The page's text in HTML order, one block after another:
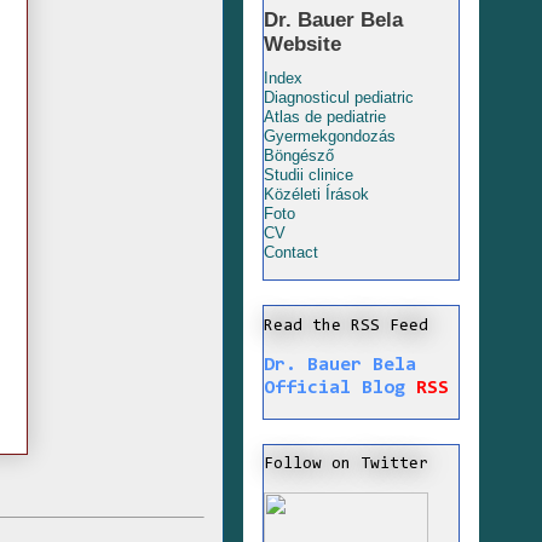
Dr. Bauer Bela
Website
Index
Diagnosticul pediatric
Atlas de pediatrie
Gyermekgondozás
Böngésző
Studii clinice
Közéleti Írások
Foto
CV
Contact
Read the RSS Feed
Dr. Bauer Bela
Official Blog
RSS
Follow on Twitter